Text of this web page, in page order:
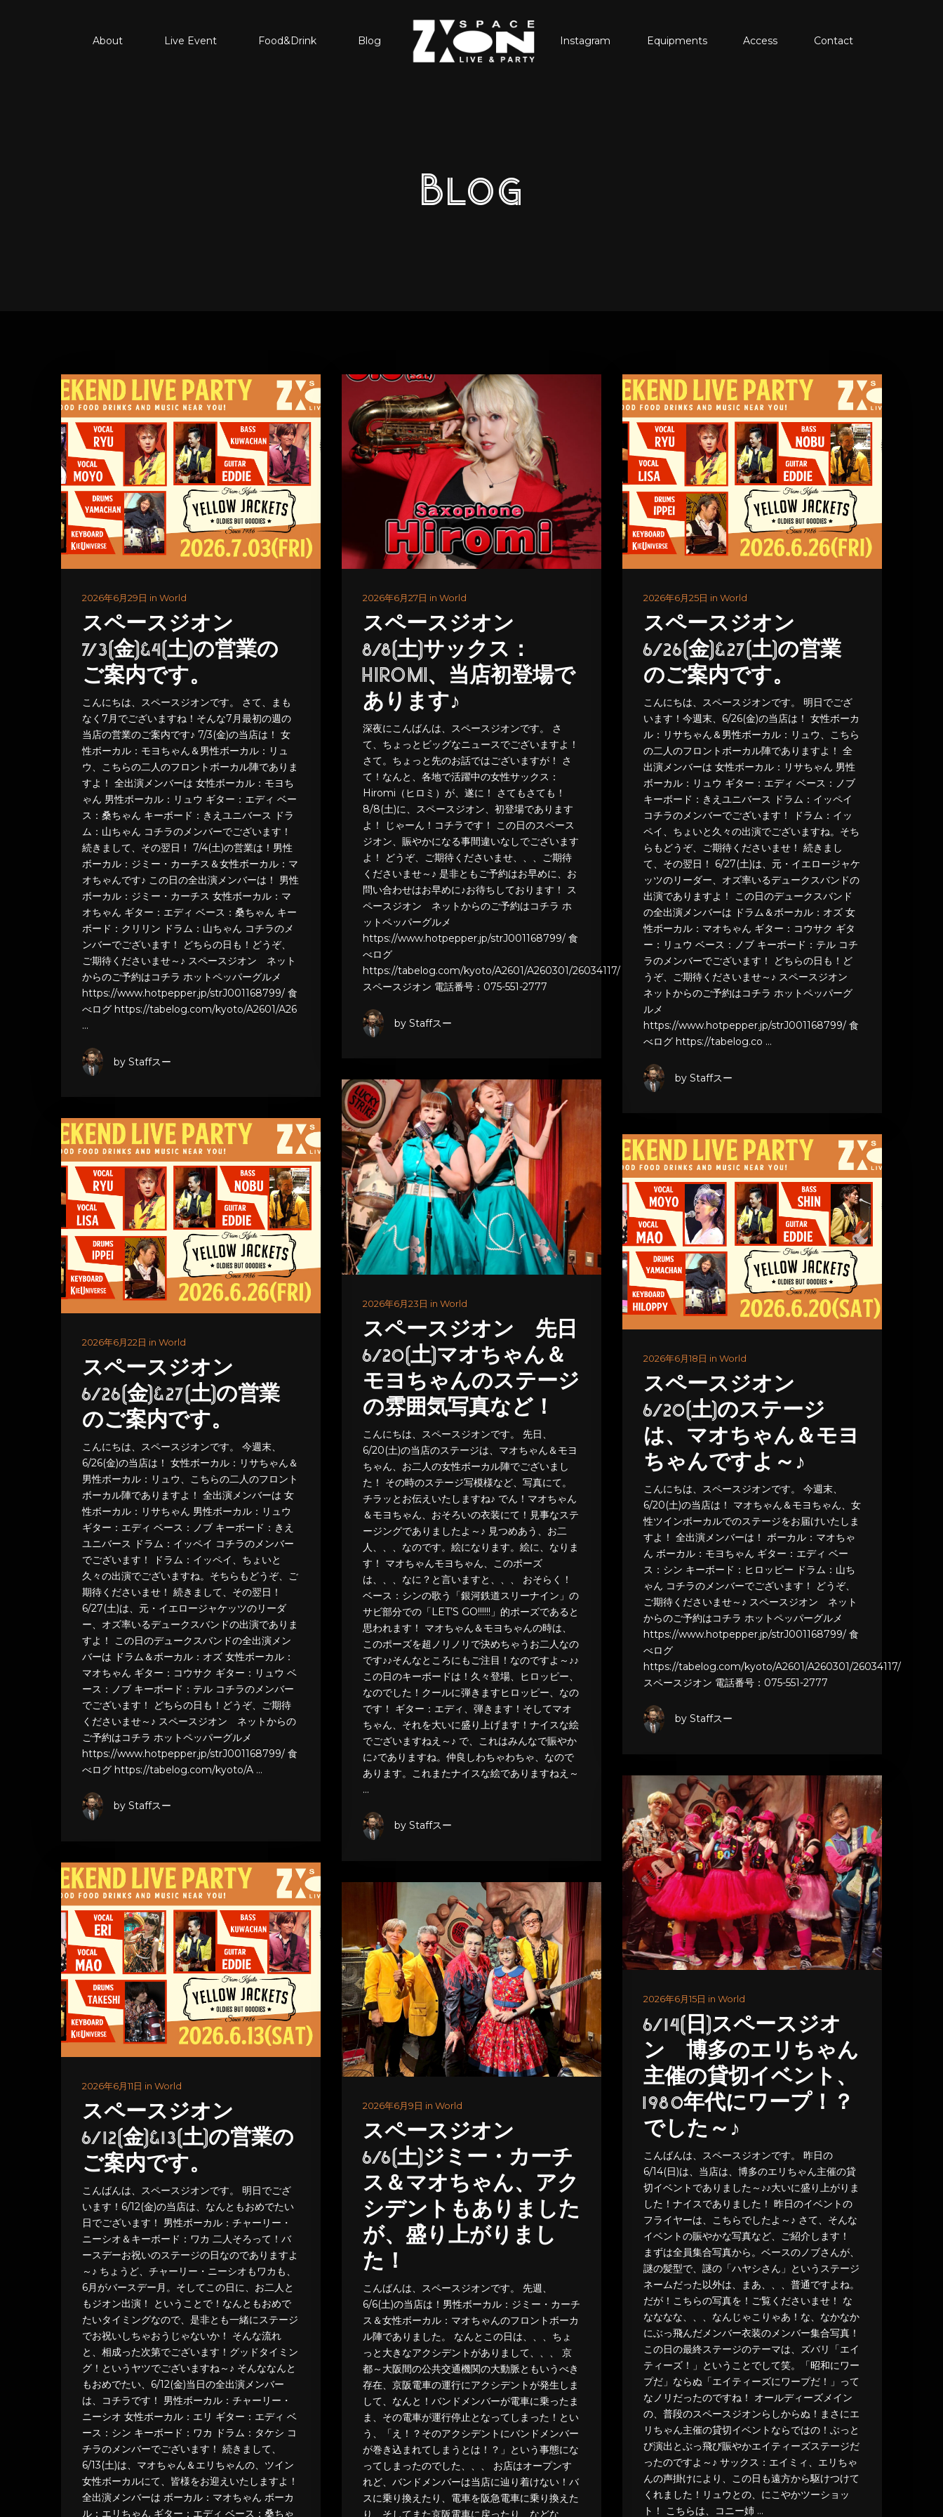
About Live Event Food&Drink Blog Instagram Equipments Access Contact
Blog
2026年6月29日 in World
スペースジオン
7/3(金)&4(土)の営業の
ご案内です。
こんにちは、スペースジオンです。 さて、まも
なく7月でございますね！そんな7月最初の週の
当店の営業のご案内です♪ 7/3(金)の当店は！ 女
性ボーカル：モヨちゃん＆男性ボーカル：リュ
ウ、こちらの二人のフロントボーカル陣でありま
すよ！ 全出演メンバーは 女性ボーカル：モヨち
ゃん 男性ボーカル：リュウ ギター：エディ ベー
ス：桑ちゃん キーボード：きえユニバース ドラ
ム：山ちゃん コチラのメンバーでございます！
続きまして、その翌日！ 7/4(土)の営業は！男性
ボーカル：ジミー・カーチス＆女性ボーカル：マ
オちゃんです♪ この日の全出演メンバーは！ 男性
ボーカル：ジミー・カーチス 女性ボーカル：マ
オちゃん ギター：エディ ベース：桑ちゃん キー
ボード：クリリン ドラム：山ちゃん コチラのメ
ンバーでございます！ どちらの日も！どうぞ、
ご期待くださいませ～♪ スペースジオン ネット
からのご予約はコチラ ホットペッパーグルメ
https://www.hotpepper.jp/strJ001168799/ 食
べログ https://tabelog.com/kyoto/A2601/A26
…
by Staffスー
2026年6月27日 in World
スペースジオン
8/8(土)サックス：
HIROMI、当店初登場で
あります♪
深夜にこんばんは、スペースジオンです。 さ
て、ちょっとビッグなニュースでございますよ！
さて。ちょっと先のお話ではございますが！ さ
て！なんと、各地で活躍中の女性サックス：
Hiromi（ヒロミ）が、遂に！ さてもさても！
8/8(土)に、スペースジオン、初登場であります
よ！ じゃーん！コチラです！ この日のスペース
ジオン、賑やかになる事間違いなしでございます
よ！ どうぞ、ご期待くださいませ、、、ご期待
くださいませ～♪ 是非ともご予約はお早めに、お
問い合わせはお早めに♪お待ちしております！ ス
ペースジオン ネットからのご予約はコチラ ホ
ットペッパーグルメ
https://www.hotpepper.jp/strJ001168799/ 食
べログ
https://tabelog.com/kyoto/A2601/A260301/26034117/
スペースジオン 電話番号：075-551-2777
by Staffスー
2026年6月25日 in World
スペースジオン
6/26(金)&27(土)の営業
のご案内です。
こんにちは、スペースジオンです。 明日でござ
います！今週末、6/26(金)の当店は！ 女性ボーカ
ル：リサちゃん＆男性ボーカル：リュウ、こちら
の二人のフロントボーカル陣でありますよ！ 全
出演メンバーは 女性ボーカル：リサちゃん 男性
ボーカル：リュウ ギター：エディ ベース：ノブ
キーボード：きえユニバース ドラム：イッペイ
コチラのメンバーでございます！ ドラム：イッ
ペイ、ちょいと久々の出演でございますね。そち
らもどうぞ、ご期待くださいませ！ 続きまし
て、その翌日！ 6/27(土)は、元・イエロージャケ
ッツのリーダー、オズ率いるデュークスバンドの
出演でありますよ！ この日のデュークスバンド
の全出演メンバーは ドラム＆ボーカル：オズ 女
性ボーカル：マオちゃん ギター：コウサク ギタ
ー：リュウ ベース：ノブ キーボード：テル コチ
ラのメンバーでございます！ どちらの日も！ど
うぞ、ご期待くださいませ～♪ スペースジオン
ネットからのご予約はコチラ ホットペッパーグ
ルメ
https://www.hotpepper.jp/strJ001168799/ 食
べログ https://tabelog.co …
by Staffスー
2026年6月23日 in World
スペースジオン 先日
6/20(土)マオちゃん＆
モヨちゃんのステージ
の雰囲気写真など！
こんにちは、スペースジオンです。 先日、
6/20(土)の当店のステージは、マオちゃん＆モヨ
ちゃん、お二人の女性ボーカル陣でございまし
た！ その時のステージ写模様など、写真にて。
チラッとお伝えいたしますね♪ でん！マオちゃん
＆モヨちゃん、おそろいの衣装にて！見事なステ
ージングでありましたよ～♪ 見つめあう、お二
人、、、なのです。絵になります。絵に、なりま
す！ マオちゃんモヨちゃん、このポーズ
は、、、なに？と言いますと、、、 おそらく！
ベース：シンの歌う「銀河鉄道スリーナイン」の
サビ部分での「LET’S GO!!!!!!」的ポーズであると
思われます！ マオちゃん＆モヨちゃんの時は、
このポーズを超ノリノリで決めちゃうお二人なの
です♪♪そんなところにもご注目！なのですよ～♪♪
この日のキーボードは！久々登場、ヒロッピー、
なのでした！クールに弾きますヒロッピー、なの
です！ ギター：エディ、弾きます！そしてマオ
ちゃん、それを大いに盛り上げます！ナイスな絵
でございますねえ～♪ で、これはみんなで賑やか
に♪でありますね。仲良しわちゃわちゃ、なので
あります。これまたナイスな絵でありますねえ～
…
by Staffスー
2026年6月22日 in World
スペースジオン
6/26(金)&27(土)の営業
のご案内です。
こんにちは、スペースジオンです。 今週末、
6/26(金)の当店は！ 女性ボーカル：リサちゃん＆
男性ボーカル：リュウ、こちらの二人のフロント
ボーカル陣でありますよ！ 全出演メンバーは 女
性ボーカル：リサちゃん 男性ボーカル：リュウ
ギター：エディ ベース：ノブ キーボード：きえ
ユニバース ドラム：イッペイ コチラのメンバー
でございます！ ドラム：イッペイ、ちょいと
久々の出演でございますね。そちらもどうぞ、ご
期待くださいませ！ 続きまして、その翌日！
6/27(土)は、元・イエロージャケッツのリーダ
ー、オズ率いるデュークスバンドの出演でありま
すよ！ この日のデュークスバンドの全出演メン
バーは ドラム＆ボーカル：オズ 女性ボーカル：
マオちゃん ギター：コウサク ギター：リュウ ベ
ース：ノブ キーボード：テル コチラのメンバー
でございます！ どちらの日も！どうぞ、ご期待
くださいませ～♪ スペースジオン ネットからの
ご予約はコチラ ホットペッパーグルメ
https://www.hotpepper.jp/strJ001168799/ 食
べログ https://tabelog.com/kyoto/A …
by Staffスー
2026年6月18日 in World
スペースジオン
6/20(土)のステージ
は、マオちゃん＆モヨ
ちゃんですよ～♪
こんにちは、スペースジオンです。 今週末、
6/20(土)の当店は！ マオちゃん＆モヨちゃん、女
性ツインボーカルでのステージをお届けいたしま
すよ！ 全出演メンバーは！ ボーカル：マオちゃ
ん ボーカル：モヨちゃん ギター：エディ ベー
ス：シン キーボード：ヒロッピー ドラム：山ち
ゃん コチラのメンバーでございます！ どうぞ、
ご期待くださいませ～♪ スペースジオン ネット
からのご予約はコチラ ホットペッパーグルメ
https://www.hotpepper.jp/strJ001168799/ 食
べログ
https://tabelog.com/kyoto/A2601/A260301/26034117/
スペースジオン 電話番号：075-551-2777
by Staffスー
2026年6月15日 in World
6/14(日)スペースジオ
ン 博多のエリちゃん
主催の貸切イベント、
1980年代にワープ！？
でした～♪
こんばんは、スペースジオンです。 昨日の
6/14(日)は、当店は、博多のエリちゃん主催の貸
切イベントでありました～♪♪大いに盛り上がりま
した！ナイスでありました！ 昨日のイベントの
フライヤーは、こちらでしたよ～♪ さて、そんな
イベントの賑やかな写真など、ご紹介します！
まずは全員集合写真から。ベースのノブさんが、
謎の髪型で、謎の「ハヤシさん」というステージ
ネームだった以外は、まあ、、、普通ですよね。
だが！こちらの写真を！ご覧くださいませ！ な
なななな、、、なんじゃこりゃあ！な、なかなか
にぶっ飛んだメンバー衣装のメンバー集合写真！
この日の最終ステージのテーマは、ズバリ「エイ
ティーズ！」ということでして笑。「昭和にワー
プだ」ならぬ「エイティーズにワープだ！」って
なノリだったのですね！ オールディーズメイン
の、普段のスペースジオンらしからぬ！まさにエ
リちゃん主催の貸切イベントならではの！ぶっと
び演出とぶっ飛び賑やかエイティーズステージだ
ったのですよ～♪ サックス：エイミィ、エリちゃ
んの声掛けにより、この日も遠方から駆けつけて
くれました！リュウとの、にこやかツーショッ
ト！ こちらは、コニー姉 …
2026年6月11日 in World
スペースジオン
6/12(金)&13(土)の営業の
ご案内です。
こんばんは、スペースジオンです。 明日でござ
います！6/12(金)の当店は、なんともおめでたい
日でございます！ 男性ボーカル：チャーリー・
ニーシオ＆キーボード：ワカ 二人そろって！バ
ースデーお祝いのステージの日なのでありますよ
～♪ ちょうど、チャーリー・ニーシオもワカも、
6月がバースデー月。そしてこの日に、お二人と
もジオン出演！ ということで！なんともおめで
たいタイミングなので、是非とも一緒にステージ
でお祝いしちゃおうじゃないか！ そんな流れ
と、相成った次第でございます！グッドタイミン
グ！というヤツでございますね～♪ そんななんと
もおめでたい、6/12(金)当日の全出演メンバー
は、コチラです！ 男性ボーカル：チャーリー・
ニーシオ 女性ボーカル：エリ ギター：エディ ベ
ース：シン キーボード：ワカ ドラム：タケシ コ
チラのメンバーでございます！ 続きまして、
6/13(土)は、マオちゃん＆エリちゃんの、ツイン
女性ボーカルにて、皆様をお迎えいたしますよ！
全出演メンバーは ボーカル：マオちゃん ボーカ
ル：エリちゃん ギター：エディ ベース：桑ちゃ
2026年6月9日 in World
スペースジオン
6/6(土)ジミー・カーチ
ス＆マオちゃん、アク
シデントもありました
が、盛り上がりまし
た！
こんばんは、スペースジオンです。 先週、
6/6(土)の当店は！男性ボーカル：ジミー・カーチ
ス＆女性ボーカル：マオちゃんのフロントボーカ
ル陣でありました。 なんとこの日は、、、ちょ
っと大きなアクシデントがありまして、、、 京
都～大阪間の公共交通機関の大動脈ともいうべき
存在、京阪電車の運行にアクシデントが発生しま
して、なんと！バンドメンバーが電車に乗ったま
ま、その電車が運行停止となってしまった！とい
う、「え！？そのアクシデントにバンドメンバー
が巻き込まれてしまうとは！？」という事態にな
ってしまったのでした、、、 お店はオープンす
れど、バンドメンバーは当店に辿り着けない！バ
スに乗り換えたり、電車を阪急電車に乗り換えた